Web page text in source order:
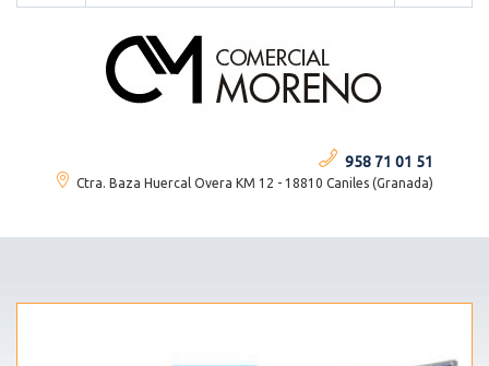
958 71 01 51
Ctra. Baza Huercal Overa KM 12 - 18810 Caniles (Granada)